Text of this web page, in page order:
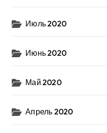
Июль 2020
Июнь 2020
Май 2020
Апрель 2020